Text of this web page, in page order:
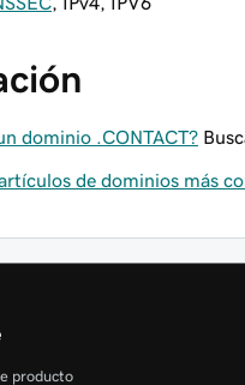
dominio .CONTACT?
de dominios más
producto